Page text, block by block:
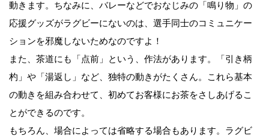
動きます。ちなみに、バレーなどでおなじみの「鳴り物」の
応援グッズがラグビーにないのは、選手同士のコミュニケー
ションを邪魔しないためなのですよ！
また、茶道にも「点前」という、作法があります。「引き柄
杓」や「湯返し」など、独特の動きがたくさん。これら基本
の動きを組み合わせて、初めてお客様にお茶をさしあげるこ
とができるのです。
もちろん、場合によっては省略する場合もあります。ラグビ